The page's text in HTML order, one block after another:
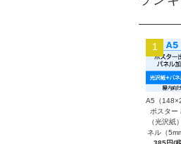
1
A5（
ポスター
（光沢紙
ネル（